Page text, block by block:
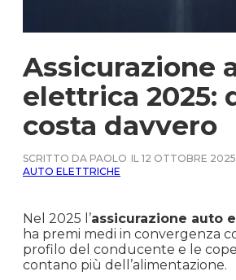
Assicurazione
elettrica 2025:
costa davvero
SCRITTO DA PAOLO IL 12 OTTOBRE
AUTO ELETTRICHE
Nel 2025 l’assicurazione auto
ha premi medi in convergenza
profilo del conducente e le
contano più dell’alimentazione.